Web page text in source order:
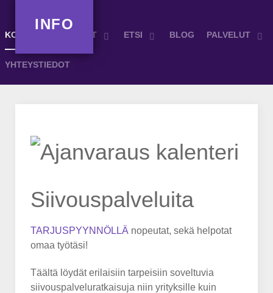
INFO
KOTI MUUT TIEDOT ETSI BLOG PALVELUT
YHTEYSTIEDOT
Siivouspalveluita
TARJUSPYYNNÖLLÄ nopeutat, sekä helpotat
omaa työtäsi!
Täältä löydät erilaisiin tarpeisiin soveltuvia
siivouspalveluratkaisuja niin yrityksille kuin